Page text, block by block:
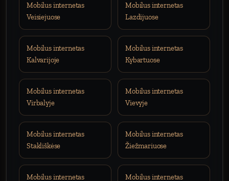
Mobilus internetas
Veisiejuose
Mobilus internetas
Lazdijuose
Mobilus internetas
Kalvarijoje
Mobilus internetas
Kybartuose
Mobilus internetas
Virbalyje
Mobilus internetas
Vievyje
Mobilus internetas
Stakliškėse
Mobilus internetas
Žiežmariuose
Mobilus internetas
Mobilus internetas